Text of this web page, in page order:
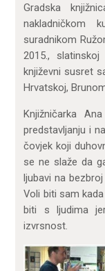
Gradska
nakladničkom
suradnikom
2015.,
književni susret
Hrvatskoj,
Knjižničarka
predstavljanju i
čovjek koji
se ne slaže da
ljubavi na
Voli biti sam
biti s ljudima
izvrsnost.